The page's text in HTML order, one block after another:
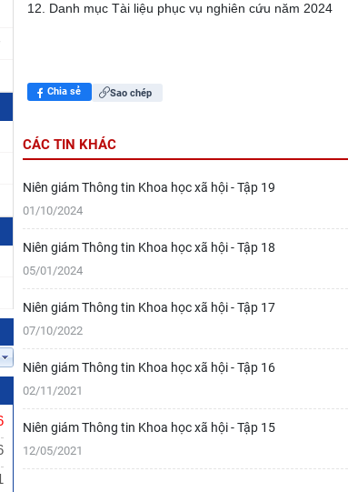
12. Danh mục Tài liệu phục vụ nghiên cứu năm 2024
Chia sẻ Sao chép
CÁC TIN KHÁC
Niên giám Thông tin Khoa học xã hội - Tập 19
01/10/2024
Niên giám Thông tin Khoa học xã hội - Tập 18
05/01/2024
Niên giám Thông tin Khoa học xã hội - Tập 17
07/10/2022
Niên giám Thông tin Khoa học xã hội - Tập 16
02/11/2021
Niên giám Thông tin Khoa học xã hội - Tập 15
12/05/2021
La nouvelle bibliothèque et la façade
mới và mặt chính trụ sở EFEO, số 26 đại lộ